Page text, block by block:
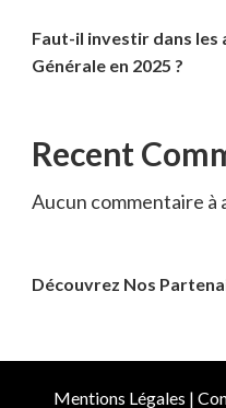
Faut-il investir dans les
Générale en 2025 ?
Recent
Aucun commentaire à
Découvrez Nos
Mentions Légales |